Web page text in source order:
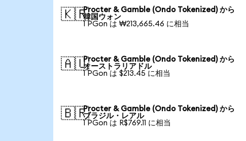
🇰🇷Procter & Gamble (Ondo Tokenized) から
韓国ウォン
1 PGon は ₩213,665.46 に相当
🇦🇺Procter & Gamble (Ondo Tokenized) から
オーストラリアドル
1 PGon は $213.45 に相当
🇧🇷Procter & Gamble (Ondo Tokenized) から
ブラジル・レアル
1 PGon は R$769.11 に相当